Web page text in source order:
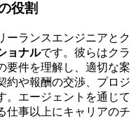
役割
ーランスエンジニアとク
ョナルです。彼らはクラ
要件を理解し、適切な案
約や報酬の交渉、プロジ
。エージェントを通じて
仕事以上にキャリアのチ